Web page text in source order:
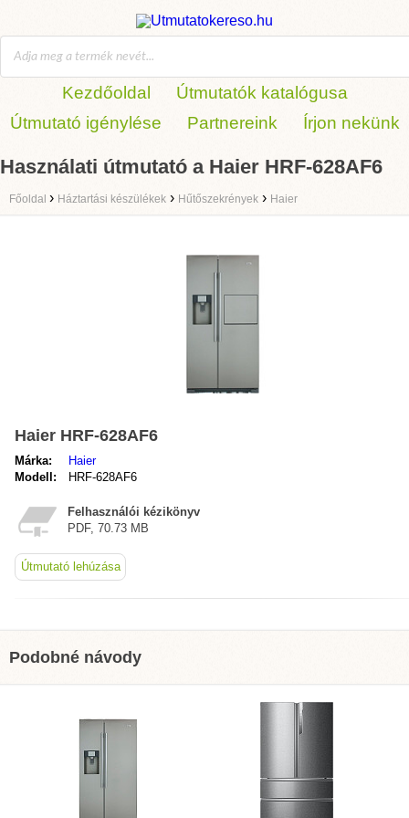
Kezdőoldal
Útmutatók katalógusa
Útmutató igénylése
Partnereink Írjon nekünk
Használati útmutató a Haier HRF-628AF6
Főoldal › Háztartási készülékek › Hűtőszekrények › Haier
Haier HRF-628AF6
Márka:
Haier
Modell:
HRF-628AF6
Felhasználói kézikönyv
PDF, 70.73 MB
Útmutató lehúzása
Podobné návody